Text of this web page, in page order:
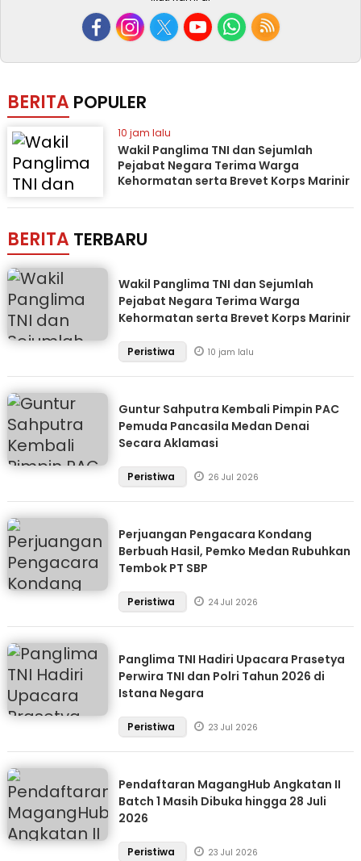
BERITA POPULER
10 jam lalu
Wakil Panglima TNI dan Sejumlah
Pejabat Negara Terima Warga
Kehormatan serta Brevet Korps Marinir
BERITA TERBARU
Wakil Panglima TNI dan Sejumlah
Pejabat Negara Terima Warga
Kehormatan serta Brevet Korps Marinir
Peristiwa 10 jam lalu
Guntur Sahputra Kembali Pimpin PAC
Pemuda Pancasila Medan Denai
Secara Aklamasi
Peristiwa 26 Jul 2026
Perjuangan Pengacara Kondang
Berbuah Hasil, Pemko Medan Rubuhkan
Tembok PT SBP
Peristiwa 24 Jul 2026
Panglima TNI Hadiri Upacara Prasetya
Perwira TNI dan Polri Tahun 2026 di
Istana Negara
Peristiwa 23 Jul 2026
Pendaftaran MagangHub Angkatan II
Batch 1 Masih Dibuka hingga 28 Juli
2026
Peristiwa 23 Jul 2026